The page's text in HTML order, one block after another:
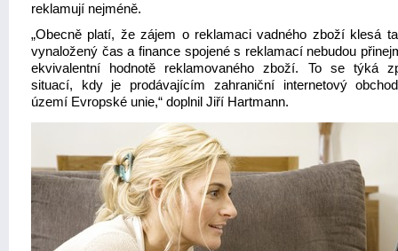
reklamují nejméně.
„Obecně platí, že zájem o reklamaci vadného zboží klesá
vynaložený čas a finance spojené s reklamací nebudou
ekvivalentní hodnotě reklamovaného zboží. To se týká
situací, kdy je prodávajícím zahraniční internetový
území Evropské unie,“ doplnil Jiří Hartmann.